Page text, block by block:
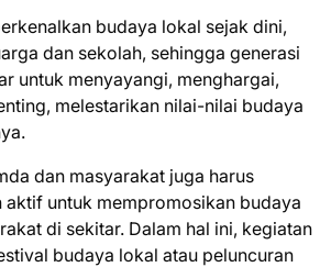
budaya lokal sejak dini,
dan sekolah, sehingga generasi
untuk menyayangi, menghargai,
melestarikan nilai-nilai budaya
dan masyarakat juga harus
aktif untuk mempromosikan budaya
di sekitar. Dalam hal ini, kegiatan
budaya lokal atau peluncuran